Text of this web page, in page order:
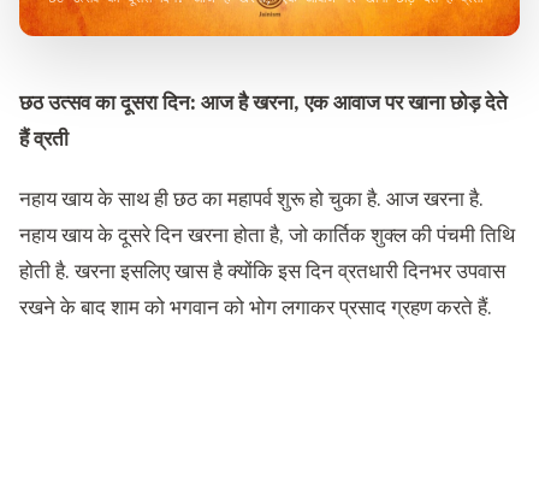
छठउत्सव का दूसरा दिन: आज है खरना, एक आवाज पर खाना छोड़ देते
हैं व्रती
नहाय खाय के साथ ही छठ का महापर्व शुरू हो चुका है. आज खरना है.
नहाय खाय के दूसरे दिन खरना होता है, जो कार्तिक शुक्ल की पंचमी तिथि
होती है. खरना इसलिए खास है क्‍योंकि इस दिन व्रतधारी दिनभर उपवास
रखने के बाद शाम को भगवान को भोग लगाकर प्रसाद ग्रहण करते हैं.